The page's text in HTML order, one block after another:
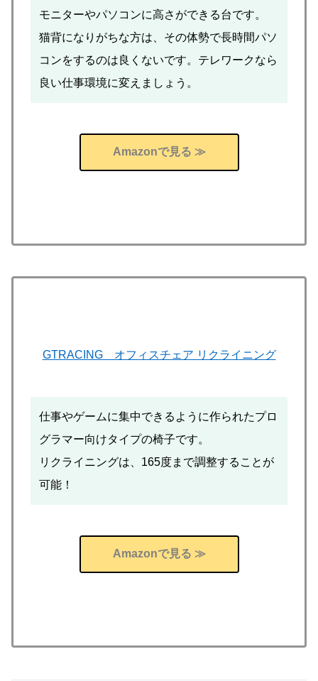
モニターやパソコンに高さができる台です。
猫背になりがちな方は、その体勢で長時間パソ
コンをするのは良くないです。テレワークなら
良い仕事環境に変えましょう。
Amazonで見る ≫
GTRACING オフィスチェア リクライニング
仕事やゲームに集中できるように作られたプロ
グラマー向けタイプの椅子です。
リクライニングは、165度まで調整することが
可能！
Amazonで見る ≫